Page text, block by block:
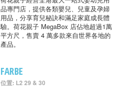
品專門店，提供各類嬰兒、兒童及孕婦
用品，分享育兒秘訣和滿足家庭成長體
驗。荷花親子 MegaBox 店佔地超過1萬
平方尺，售賣 4 萬多款來自世界各地的
產品。
FARBE
位置: L2 29 & 30